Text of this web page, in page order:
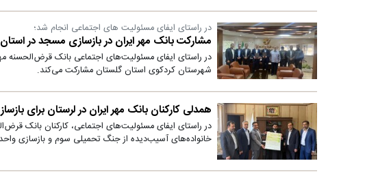
در راستای ایفای مسئولیت های اجتماعی انجام شد؛
مشارکت بانک مهر ایران در بازسازی مسجد در
در راستای ایفای مسئولیت‌های اجتماعی بانک قرض‌الحسنه
شهرستان کردکوی استان گلستان مشارکت می‌کند.
همدلی کارکنان بانک مهر ایران در لرستان برای
در راستای ایفای مسئولیت‌های اجتماعی، کارکنان بانک
خانواده‌های آسیب‌دیده از جنگ تحمیلی سوم و بازسازی